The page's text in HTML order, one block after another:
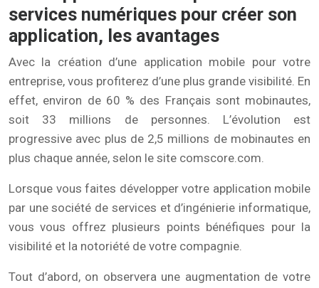
services numériques pour créer son
application, les avantages
Avec la création d’une application mobile pour votre
entreprise, vous profiterez d’une plus grande visibilité. En
effet, environ de 60 % des Français sont mobinautes,
soit 33 millions de personnes. L’évolution est
progressive avec plus de 2,5 millions de mobinautes en
plus chaque année, selon le site comscore.com.
Lorsque vous faites développer votre application mobile
par une société de services et d’ingénierie informatique,
vous vous offrez plusieurs points bénéfiques pour la
visibilité et la notoriété de votre compagnie.
Tout d’abord, on observera une augmentation de votre